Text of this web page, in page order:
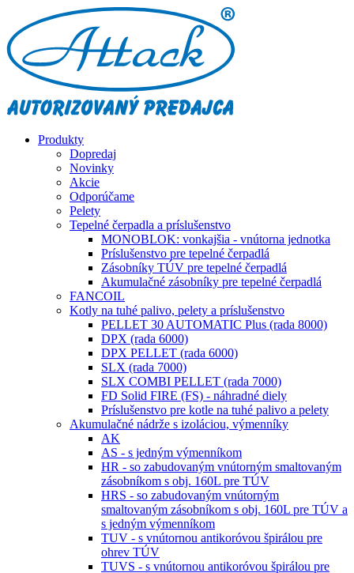
Produkty
Dopredaj
Novinky
Akcie
Odporúčame
Pelety
Tepelné čerpadla a príslušenstvo
MONOBLOK: vonkajšia - vnútorna jednotka
Príslušenstvo pre tepelné čerpadlá
Zásobníky TÚV pre tepelné čerpadlá
Akumulačné zásobníky pre tepelné čerpadlá
FANCOIL
Kotly na tuhé palivo, pelety a príslušenstvo
PELLET 30 AUTOMATIC Plus (rada 8000)
DPX (rada 6000)
DPX PELLET (rada 6000)
SLX (rada 7000)
SLX COMBI PELLET (rada 7000)
FD Solid FIRE (FS) - náhradné diely
Príslušenstvo pre kotle na tuhé palivo a pelety
Akumulačné nádrže s izoláciou, výmenníky
AK
AS - s jedným výmenníkom
HR - so zabudovaným vnútorným smaltovaným
zásobníkom s obj. 160L pre TÚV
HRS - so zabudovaným vnútorným
smaltovaným zásobníkom s obj. 160L pre TÚV a
s jedným výmenníkom
TUV - s vnútornou antikoróvou špirálou pre
ohrev TÚV
TUVS - s vnútornou antikoróvou špirálou pre